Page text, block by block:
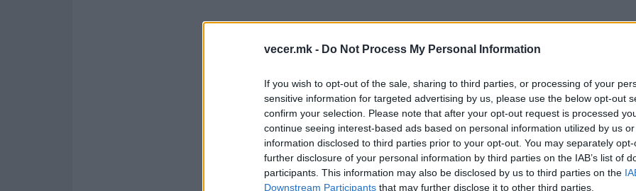
vecer.mk - Do Not Process My Personal Information
If you wish to opt-out of the sale, sharing to third parties, or processing of your
sensitive information for targeted advertising by us, please use the below opt-out
confirm your selection. Please note that after your opt-out request is processed
continue seeing interest-based ads based on personal information utilized by us
information disclosed to third parties prior to your opt-out. You may separately
further disclosure of your personal information by third parties on the IAB’s list of
participants. This information may also be disclosed by us to third parties on the
Downstream Participants that may further disclose it to other third parties.